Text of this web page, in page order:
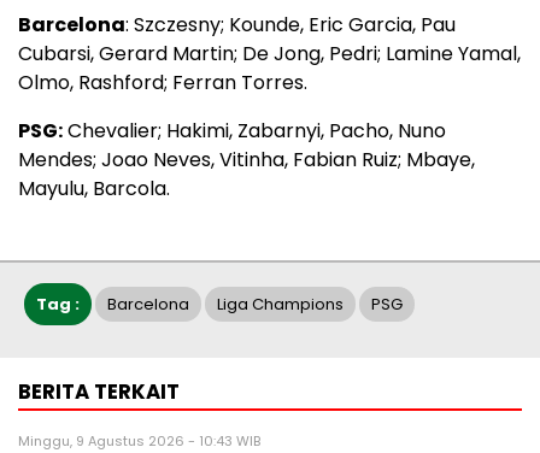
Barcelona: Szczesny; Kounde, Eric Garcia, Pau
Cubarsi, Gerard Martin; De Jong, Pedri; Lamine Yamal,
Olmo, Rashford; Ferran Torres.
PSG:Chevalier; Hakimi, Zabarnyi, Pacho, Nuno
Mendes; Joao Neves, Vitinha, Fabian Ruiz; Mbaye,
Mayulu, Barcola.
Tag : Barcelona Liga Champions PSG
BERITA TERKAIT
Minggu, 9 Agustus 2026 - 10:43 WIB